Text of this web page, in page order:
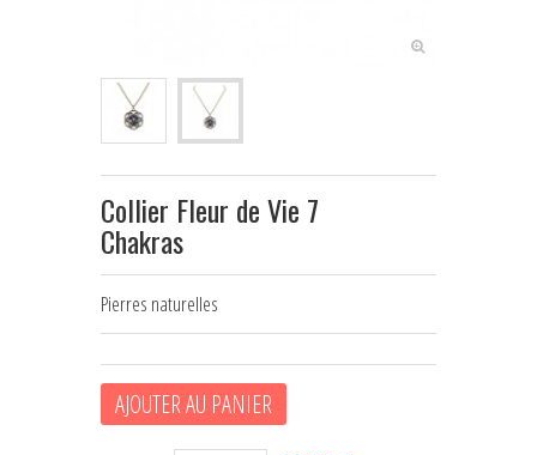
+
PETITS ACCESSOIRES TEXTILES
HOUSSES D'ÉTRIERS
POCHES À FRIANDISES
BIJOUX DE LICOL
CEINTURES DE SMOKING
ÉCHARPES • FOULARDS
Collier Fleur de Vie 7
Chakras
Pierres naturelles
AJOUTER AU PANIER